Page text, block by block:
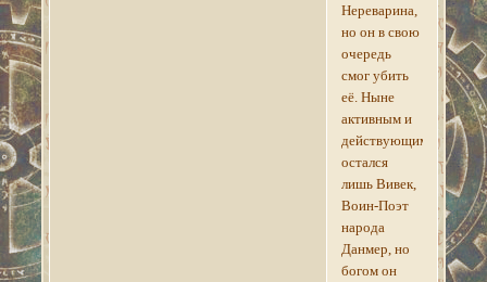
Нереварина,
но он в свою
очередь
смог убить
её. Ныне
активным и
действующим
остался
лишь Вивек,
Воин-Поэт
народа
Данмер, но
богом он